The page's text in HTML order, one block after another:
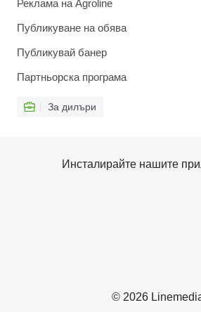
Реклама на Agroline
Публикуване на обява
Публикувай банер
Партньорска програма
За дилъри
© 2026
Инсталирайте нашите